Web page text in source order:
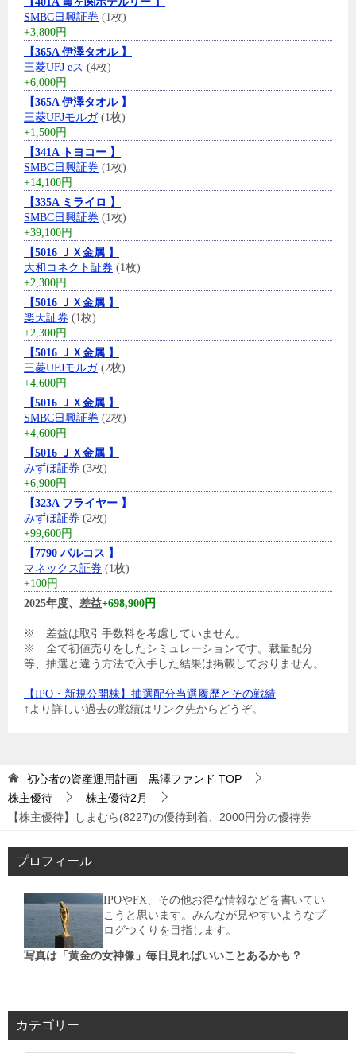
SMBC日興証券 (1枚)
+3,800円
【365A 伊澤タオル 】
三菱UFJ eス (4枚)
+6,000円
【365A 伊澤タオル 】
三菱UFJモルガ(1枚)
+1,500円
【341A トヨコー 】
SMBC日興証券 (1枚)
+14,100円
【335A ミライロ 】
SMBC日興証券 (1枚)
+39,100円
【5016 ＪＸ金属 】
大和コネクト証券 (1枚)
+2,300円
【5016 ＪＸ金属 】
楽天証券 (1枚)
+2,300円
【5016 ＪＸ金属 】
三菱UFJモルガ(2枚)
+4,600円
【5016 ＪＸ金属 】
SMBC日興証券 (2枚)
+4,600円
【5016 ＪＸ金属 】
みずほ証券 (3枚)
+6,900円
【323A フライヤー 】
みずほ証券 (2枚)
+99,600円
【7790 バルコス 】
マネックス証券 (1枚)
+100円
2025年度、差益+698,900円
※ 差益は取引手数料を考慮していません。
※ 全て初値売りをしたシミュレーションです。裁量配分
等、抽選と違う方法で入手した結果は掲載しておりません。
【IPO・新規公開株】抽選配分当選履歴とその戦績
↑より詳しい過去の戦績はリンク先からどうぞ。
初心者の資産運用計画 黒澤ファンド TOP
株主優待
株主優待2月
【株主優待】しまむら(8227)の優待到着、2000円分の優待券
プロフィール
IPOやFX、その他お得な情報などを書いてい
こうと思います。みんなが見やすいようなブ
ログつくりを目指します。
写真は「黄金の女神像」毎日見ればいいことあるかも？
カテゴリー